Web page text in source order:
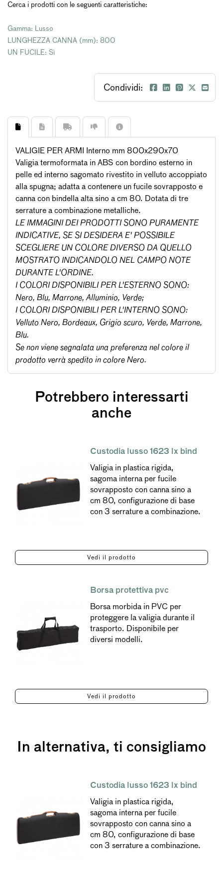
Cerca i prodotti con le seguenti caratteristiche:
Gamma: Lusso
LUNGHEZZA CANNA (mm): 800
UN FUCILE: Sì
Condividi:
VALIGIE PER ARMI Interno mm 800x290x70
Valigia termoformata in ABS con bordino esterno in
pelle ed interno sagomato rivestito in velluto accoppiato
alla spugna; adatta a contenere un fucile sovrapposto e
canna con bindella alta sino a cm 80. Dotata di tre
serrature a combinazione metalliche.
LE IMMAGINI DEI PRODOTTI SONO PURAMENTE
INDICATIVE, SE SI DESIDERA E' POSSIBILE
SCEGLIERE UN COLORE DIVERSO DA QUELLO
MOSTRATO INDICANDOLO NEL CAMPO NOTE
DURANTE L'ORDINE.
I COLORI DISPONIBILI PER L'ESTERNO SONO:
Nero, Blu, Marrone, Alluminio, Verde;
I COLORI DISPONIBILI PER L'INTERNO SONO:
Velluto Nero, Bordeaux, Grigio scuro, Verde, Marrone,
Blu.
Se non viene segnalata una preferenza nel colore il
prodotto verrà spedito in colore Nero.
Potrebbero interessarti
anche
Custodia lusso 1623 lx bind
Valigia in plastica rigida,
sagoma interna per fucile
sovrapposto con canna sino a
cm 80, configurazione di base
con 3 serrature a combinazione.
Vedi il prodotto
Borsa protettiva pvc
Borsa morbida in PVC per
proteggere la valigia durante il
trasporto. Disponibile per
diversi modelli.
Vedi il prodotto
In alternativa, ti consigliamo
Custodia lusso 1623 lx bind
Valigia in plastica rigida,
sagoma interna per fucile
sovrapposto con canna sino a
cm 80, configurazione di base
con 3 serrature a combinazione.